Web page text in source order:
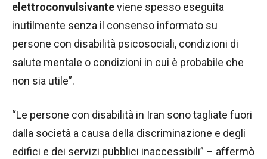
elettroconvulsivanteviene spesso eseguita
inutilmente senza il consenso informato su
persone con disabilità psicosociali, condizioni di
salute mentale o condizioni in cui è probabile che
non sia utile”.
“Le persone con disabilità in Iran sono tagliate fuori
dalla società a causa della discriminazione e degli
edifici e dei servizi pubblici inaccessibili” – affermò